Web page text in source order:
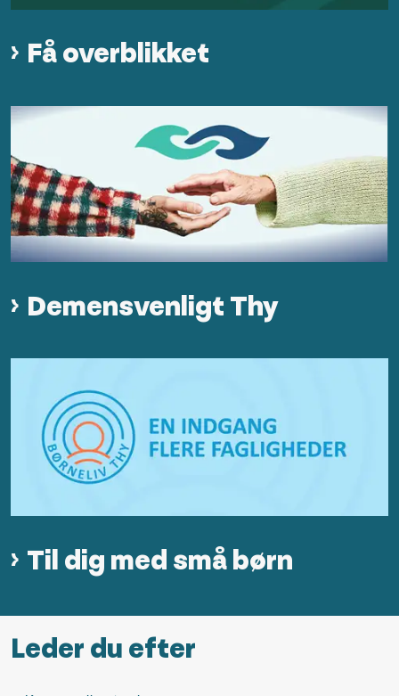
Få overblikket
Demensvenligt Thy
Til dig med små børn
Leder du efter